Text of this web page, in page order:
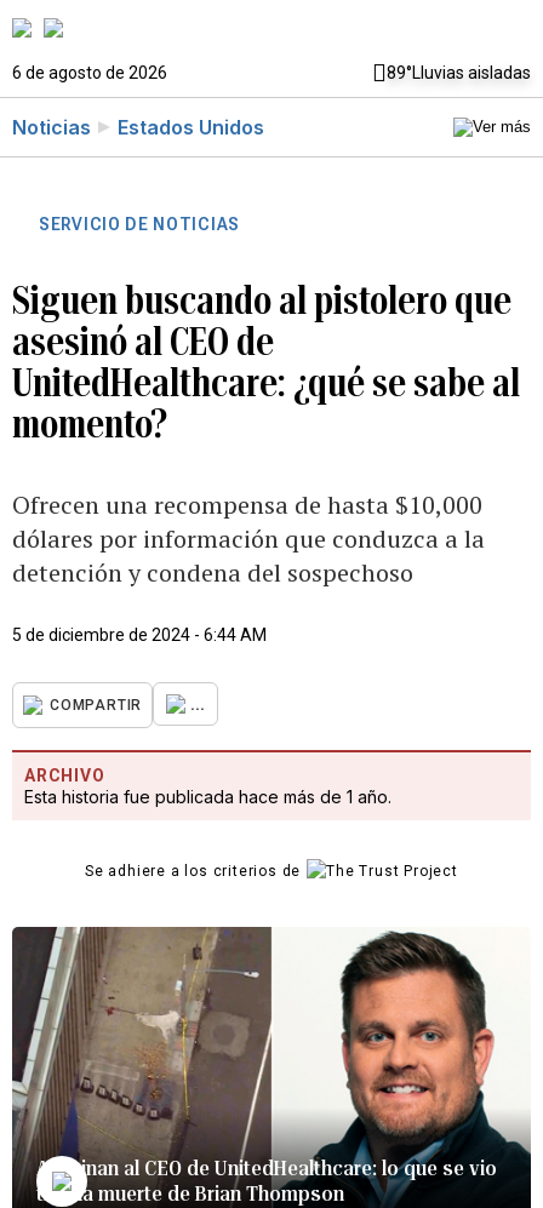
6 de agosto de 2026 89°Lluvias aisladas
Noticias Estados Unidos
SERVICIO DE NOTICIAS
Siguen buscando al pistolero que
asesinó al CEO de
UnitedHealthcare: ¿qué se sabe al
momento?
Ofrecen una recompensa de hasta $10,000
dólares por información que conduzca a la
detención y condena del sospechoso
5 de diciembre de 2024 - 6:44 AM
COMPARTIR ...
ARCHIVO
Esta historia fue publicada hace más de 1 año.
Se adhiere a los criterios de
Asesinan al CEO de UnitedHealthcare: lo que se vio
tras la muerte de Brian Thompson